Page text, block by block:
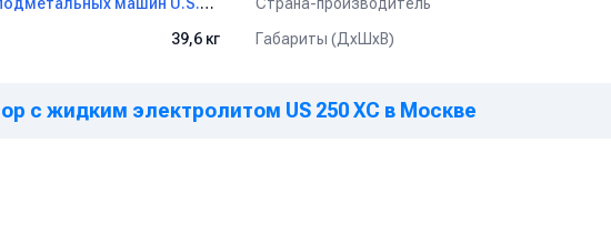
39,6 кг Габариты (ДхШхВ)
с жидким электролитом US 250 XC в Москве